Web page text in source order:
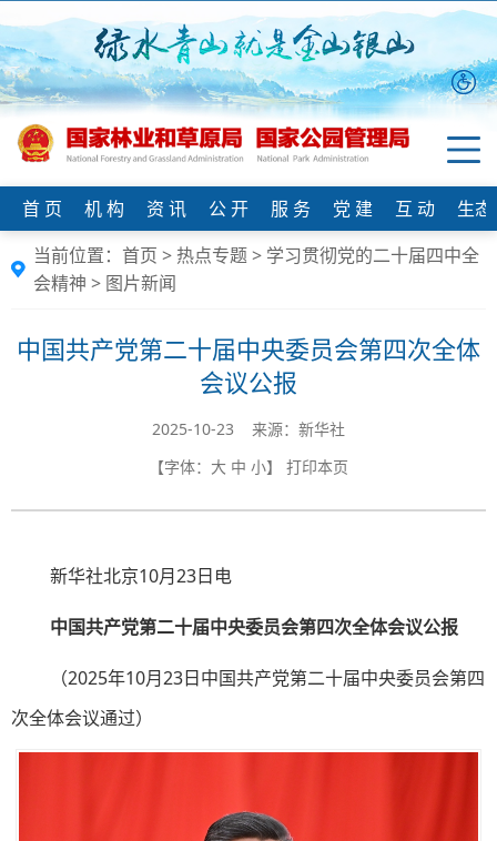
首 页 机 构 资 讯 公 开 服 务 党 建 互 动
生
当前位置： 首页 > 热点专题> 学习贯彻党的二十届四中全
会精神 > 图片新闻
中国共产党第二十届中央委员会第四次全体
会议公报
2025-10-23 来源：新华社
【字体： 大 中 小】 打印本页
新华社北京10月23日电
中国共产党第二十届中央委员会第四次全体会议公报
（2025年10月23日中国共产党第二十届中央委员会第四
次全体会议通过）